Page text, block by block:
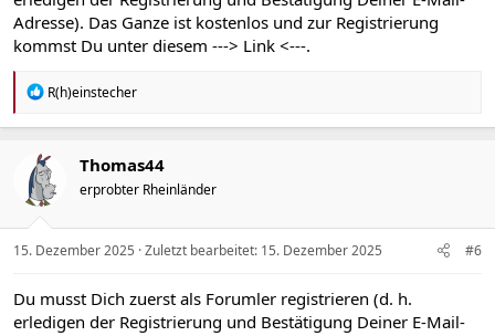
Adresse). Das Ganze ist kostenlos und zur Registrierung
kommst Du unter diesem ---> Link <---.
R
a
t
i
o
e
n
R(h)einstecher
Thomas44
erprobter Rheinländer
15. Dezember 2025 Zuletzt bearbeitet: 15. Dezember 2025 #6
Du musst Dich zuerst als Forumler registrieren (d. h.
erledigen der Registrierung und Bestätigung Deiner E-Mail-